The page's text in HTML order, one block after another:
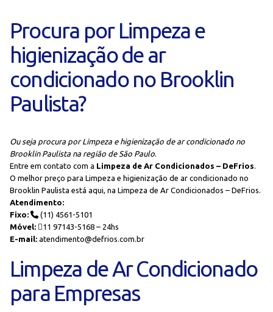
Procura por Limpeza e
higienização de ar
condicionado no Brooklin
Paulista?
Ou seja procura por Limpeza e higienização de ar condicionado no
Brooklin Paulista na região de São Paulo.
Entre em contato com a Limpeza de Ar Condicionados – DeFrios.
O melhor preço para Limpeza e higienização de ar condicionado no
Brooklin Paulista está aqui, na Limpeza de Ar Condicionados – DeFrios.
Atendimento:
Fixo:
(11) 4561-5101
Móvel:
11 97143-5168 – 24hs
E-mail: atendimento@defrios.com.br
Limpeza de Ar Condicionado
para Empresas